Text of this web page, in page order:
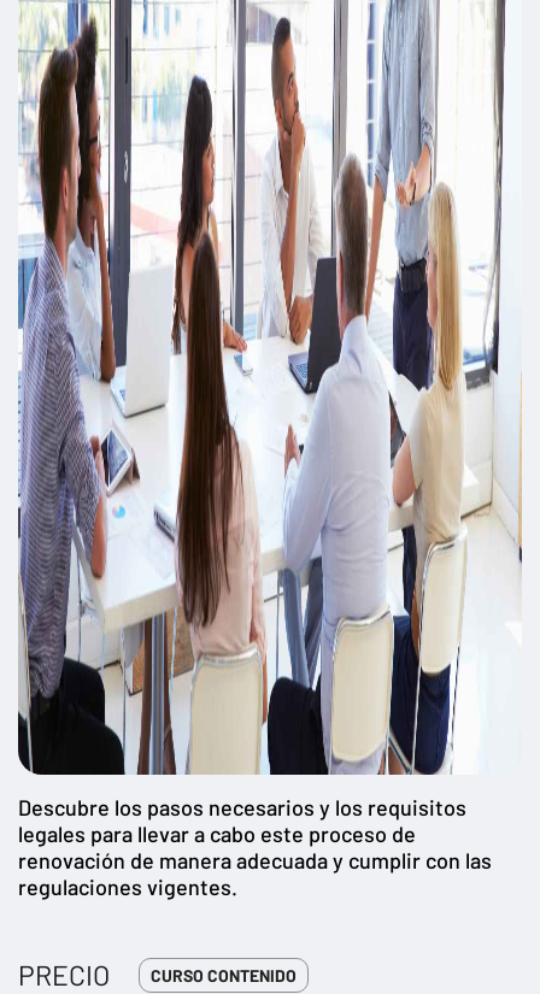
Descubre los pasos necesarios y los requisitos
legales para llevar a cabo este proceso de
renovación de manera adecuada y cumplir con las
regulaciones vigentes.
PRECIO CURSO CONTENIDO